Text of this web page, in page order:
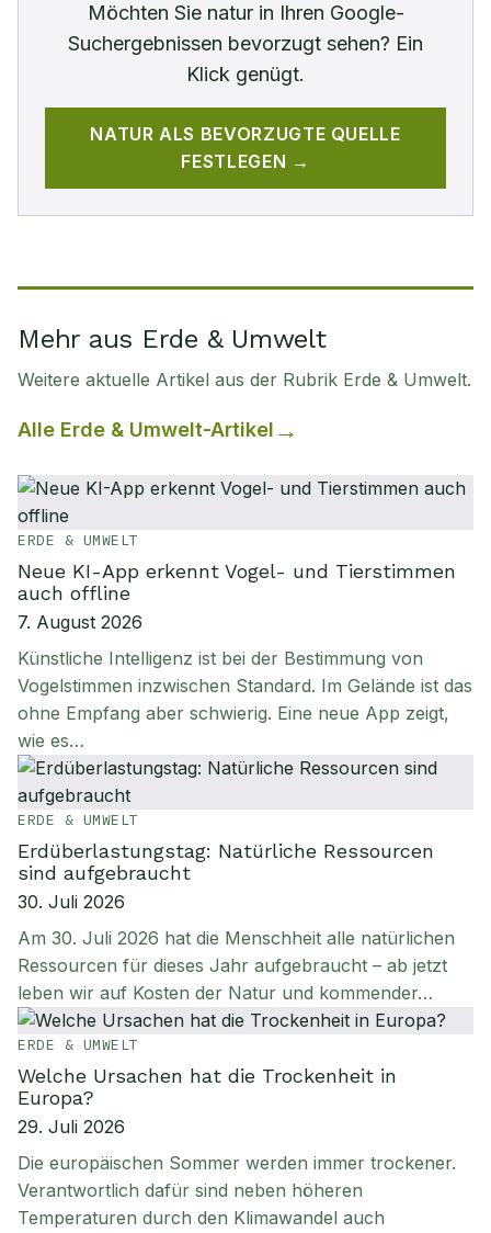
Möchten Sie naturin Ihren Google-
Suchergebnissen bevorzugt sehen? Ein
Klick genügt.
NATUR ALS BEVORZUGTE QUELLE
FESTLEGEN →
Mehr aus Erde & Umwelt
Weitere aktuelle Artikel aus der Rubrik Erde & Umwelt.
Alle Erde & Umwelt-Artikel
ERDE & UMWELT
Neue KI-App erkennt Vogel- und Tierstimmen
auch offline
7. August 2026
Künstliche Intelligenz ist bei der Bestimmung von
Vogelstimmen inzwischen Standard. Im Gelände ist das
ohne Empfang aber schwierig. Eine neue App zeigt,
wie es…
ERDE & UMWELT
Erdüberlastungstag: Natürliche Ressourcen
sind aufgebraucht
30. Juli 2026
Am 30. Juli 2026 hat die Menschheit alle natürlichen
Ressourcen für dieses Jahr aufgebraucht – ab jetzt
leben wir auf Kosten der Natur und kommender…
ERDE & UMWELT
Welche Ursachen hat die Trockenheit in
Europa?
29. Juli 2026
Die europäischen Sommer werden immer trockener.
Verantwortlich dafür sind neben höheren
Temperaturen durch den Klimawandel auch